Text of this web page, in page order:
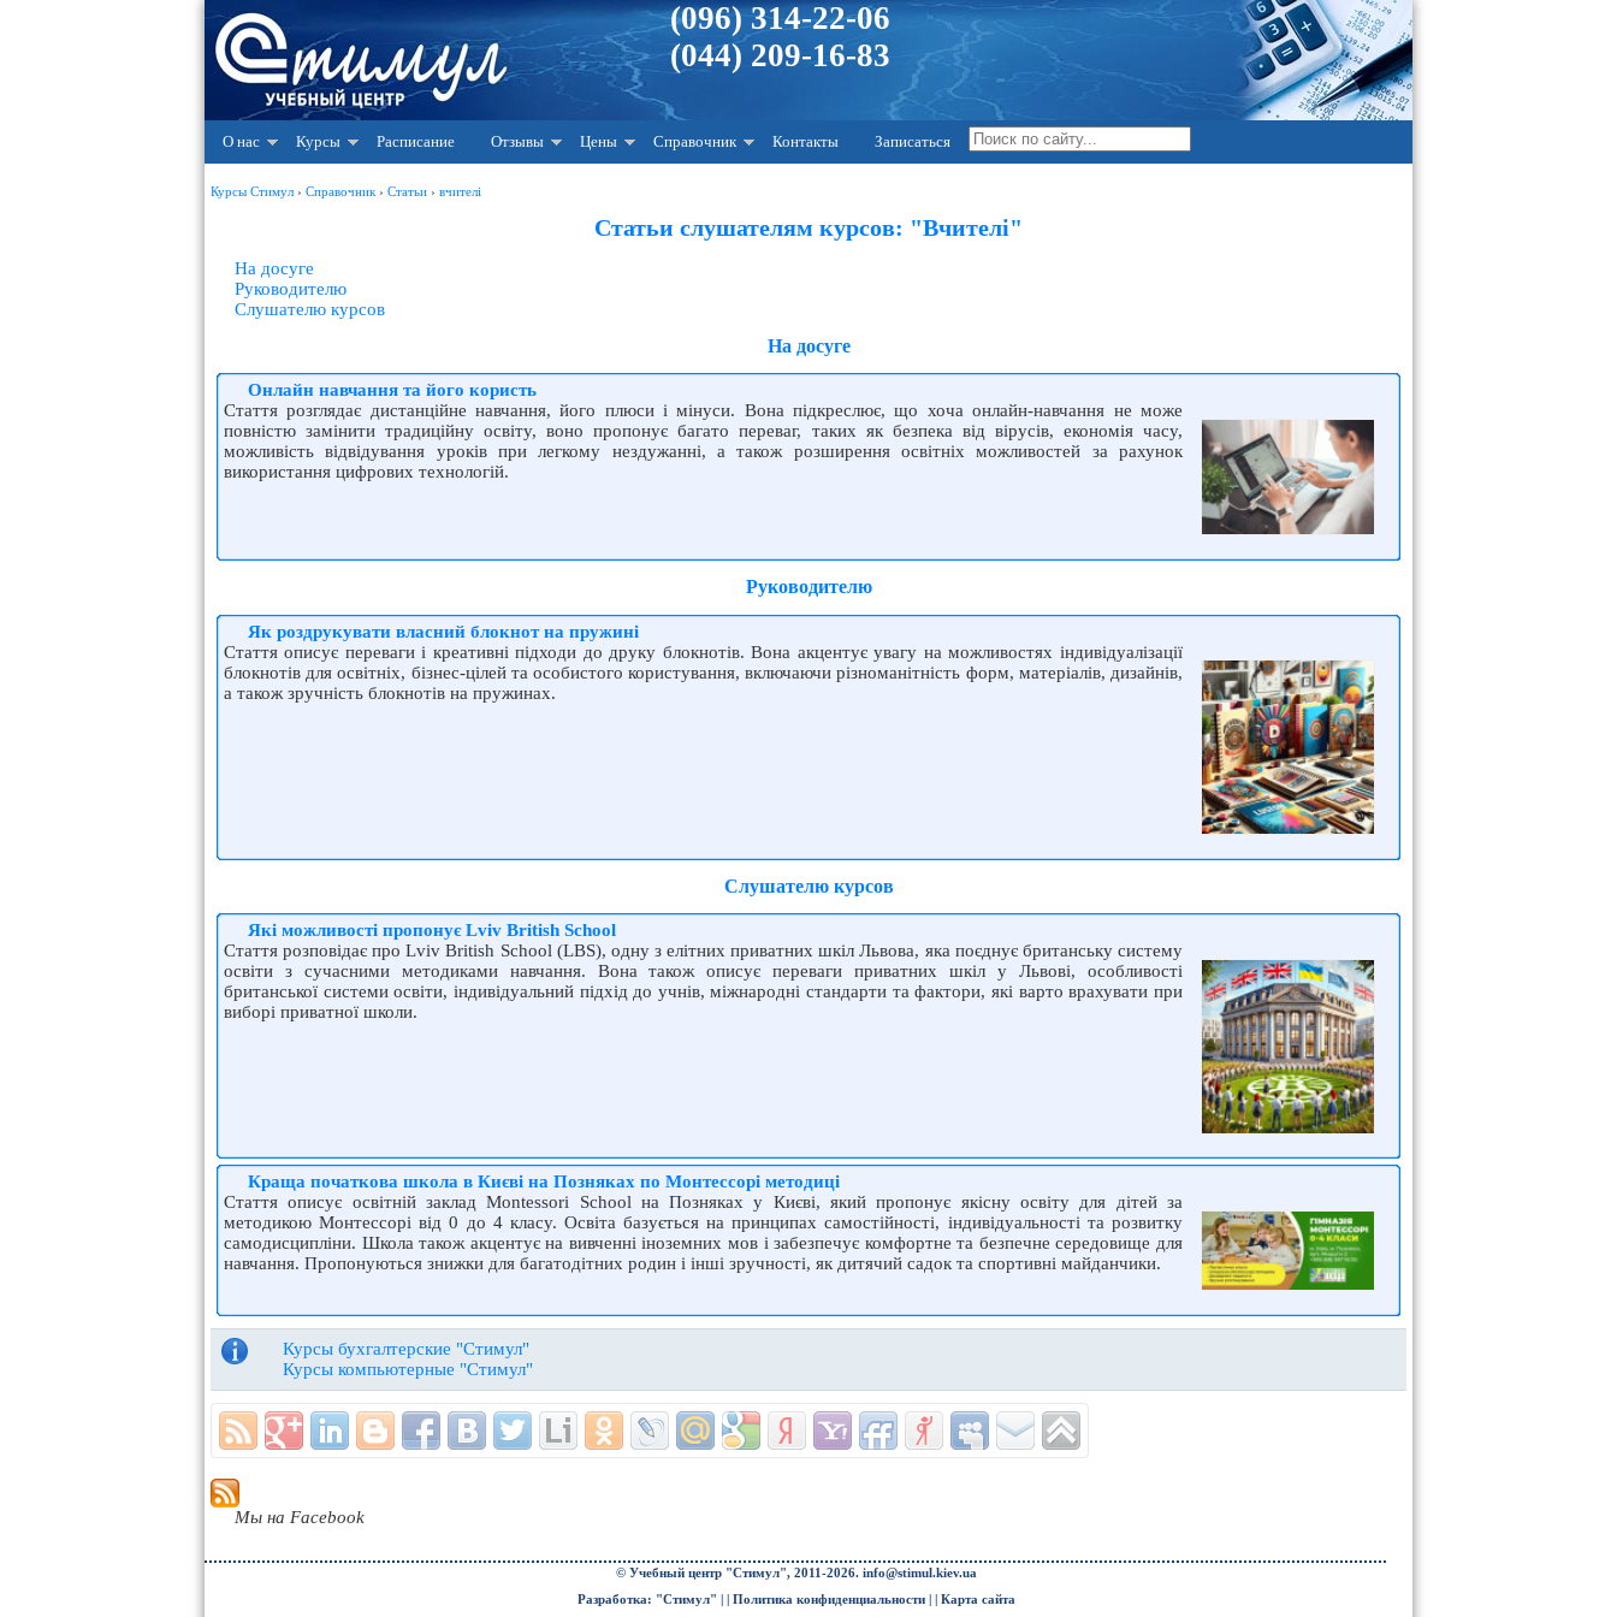
(096) 314-22-06
(044) 209-16-83
О нас Курсы Расписание Отзывы Цены Справочник Контакты Записаться
Курсы Стимул › Справочник › Статьи › вчителі
Статьи слушателям курсов: "Вчителі"
На досуге
Руководителю
Слушателю курсов
На досуге
Онлайн навчання та його користь
Стаття розглядає дистанційне навчання, його плюси і мінуси. Вона підкреслює, що хоча онлайн-навчання не може
повністю замінити традиційну освіту, воно пропонує багато переваг, таких як безпека від вірусів, економія часу,
можливість відвідування уроків при легкому нездужанні, а також розширення освітніх можливостей за рахунок
використання цифрових технологій.
Руководителю
Як роздрукувати власний блокнот на пружині
Стаття описує переваги і креативні підходи до друку блокнотів. Вона акцентує увагу на можливостях індивідуалізації
блокнотів для освітніх, бізнес-цілей та особистого користування, включаючи різноманітність форм, матеріалів, дизайнів,
а також зручність блокнотів на пружинах.
Слушателю курсов
Які можливості пропонує Lviv British School
Стаття розповідає про Lviv British School (LBS), одну з елітних приватних шкіл Львова, яка поєднує британську систему
освіти з сучасними методиками навчання. Вона також описує переваги приватних шкіл у Львові, особливості
британської системи освіти, індивідуальний підхід до учнів, міжнародні стандарти та фактори, які варто врахувати при
виборі приватної школи.
Краща початкова школа в Києві на Позняках по Монтессорі методиці
Стаття описує освітній заклад Montessori School на Позняках у Києві, який пропонує якісну освіту для дітей за
методикою Монтессорі від 0 до 4 класу. Освіта базується на принципах самостійності, індивідуальності та розвитку
самодисципліни. Школа також акцентує на вивченні іноземних мов і забезпечує комфортне та безпечне середовище для
навчання. Пропонуються знижки для багатодітних родин і інші зручності, як дитячий садок та спортивні майданчики.
Курсы бухгалтерские "Стимул"
Курсы компьютерные "Стимул"
Мы на Facebook
© Учебный центр "Стимул", 2011-2026. info@stimul.kiev.ua
Разработка: "Стимул" | | Политика конфиденциальности| | Карта сайта